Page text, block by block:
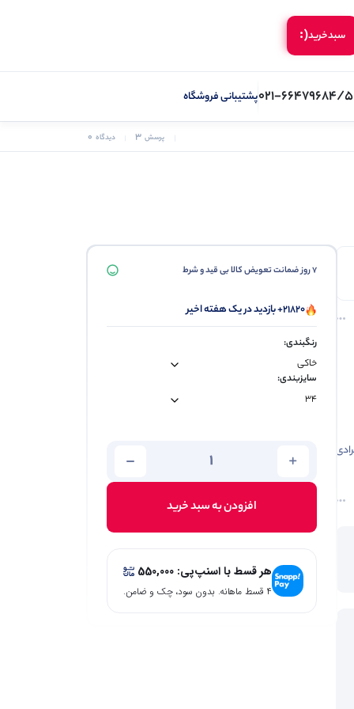
سبد‌خرید(:
021-66479684/5پشتیبانی فروشگاه
پرسش3 دیدگاه 0
7 روز ضمانت تعویض کالا بی قید و شرط
21820+ بازدید در یک هفته اخیر
رنگبندی:
سایزبندی:
افزودن به سبد خرید
هر قسط با اسنپ‌پی:550,000
۴ قسط ماهانه. بدون سود، چک و ضامن.